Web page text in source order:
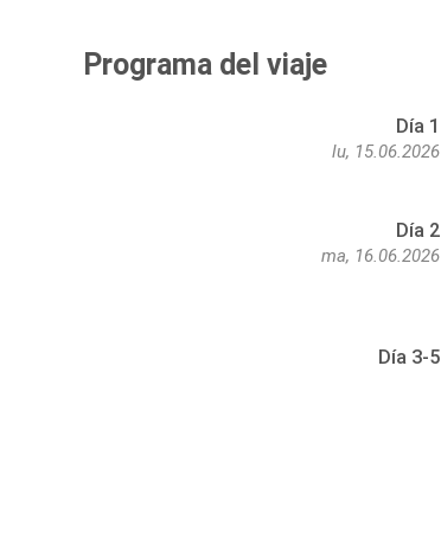
Programa del viaje
Día 1
lu, 15.06.2026
Día 2
ma, 16.06.2026
Día 3-5